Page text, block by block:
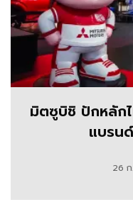
มิตซูบิชิ ปักหลัก
แบรน
26